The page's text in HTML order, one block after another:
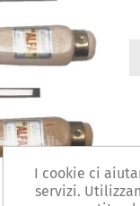
I cookie ci
servizi.